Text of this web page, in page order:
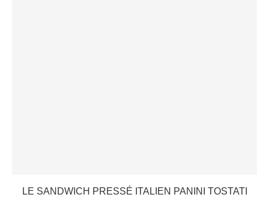
LE SANDWICH PRESSÉ ITALIEN PANINI TOSTATI